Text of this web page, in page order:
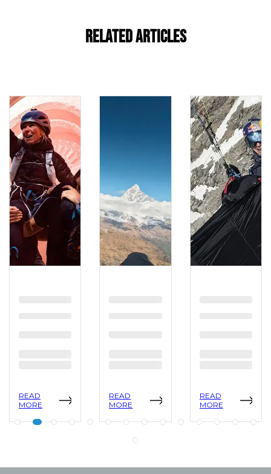
Related Articles
READ
MORE
READ
MORE
READ
MORE